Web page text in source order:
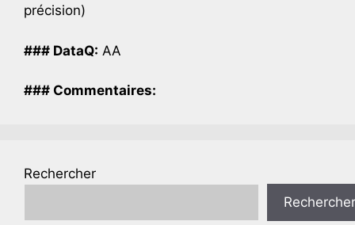
précision)
### DataQ: AA
### Commentaires:
Rechercher
Rechercher